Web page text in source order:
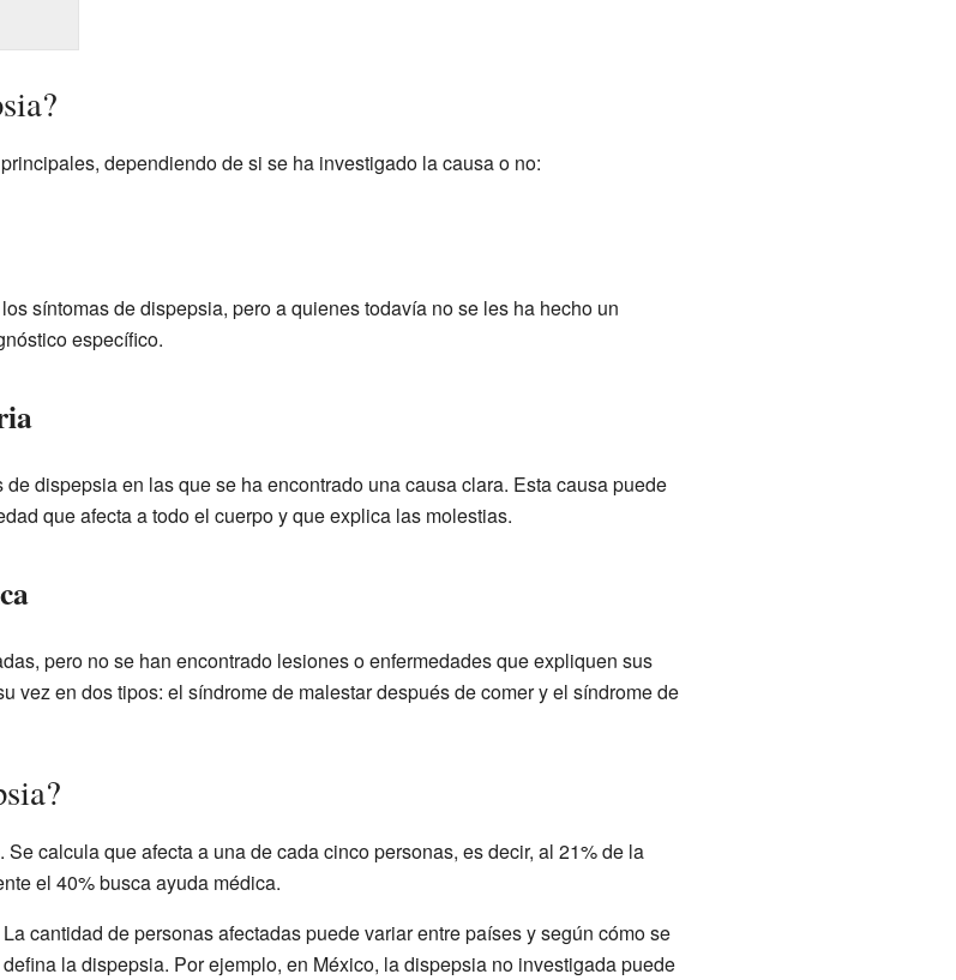
dependiendo de si se ha investigado la causa o no:
síntomas de dispepsia, pero a quienes todavía no se les ha hecho un
específico.
dispepsia en las que se ha encontrado una causa clara. Esta causa puede
que afecta a todo el cuerpo y que explica las molestias.
pero no se han encontrado lesiones o enfermedades que expliquen sus
vez en dos tipos: el síndrome de malestar después de comer y el síndrome de
calcula que afecta a una de cada cinco personas, es decir, al 21% de la
el 40% busca ayuda médica.
La cantidad de personas afectadas puede variar entre países y según cómo se
defina la dispepsia. Por ejemplo, en México, la dispepsia no investigada puede